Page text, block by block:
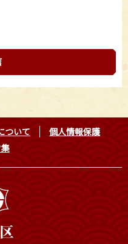
ついて
個人情報保護